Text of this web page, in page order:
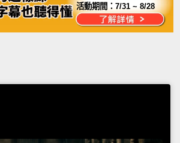
活動期間：7/31 ~ 8/28